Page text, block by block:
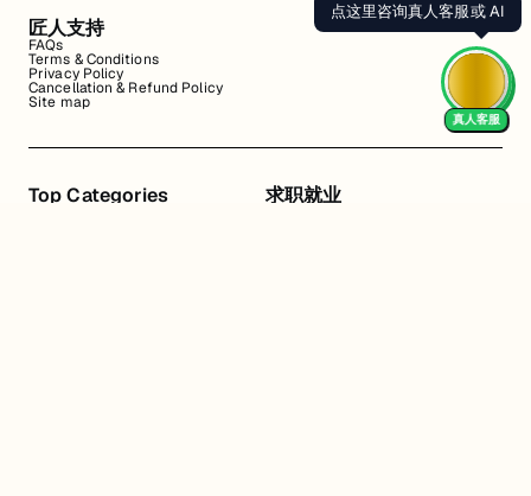
匠人支持
FAQs
Terms & Conditions
Privacy Policy
Cancellation & Refund Policy
Site map
Top Categories 求职就业
点这里咨询真人客服或 AI
真人客服